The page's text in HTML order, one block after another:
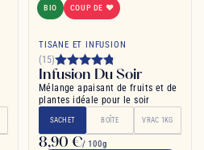
BIO COUP DE ❤
TISANE ET INFUSION
(15)
Infusion Du Soir
Mélange apaisant de fruits et de
plantes idéale pour le soir
SACHET BOÎTE VRAC 1KG
8,90 €/ 100g